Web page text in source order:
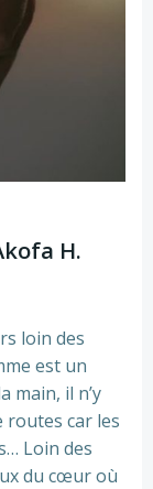
H.
loin des
est un
main, il n’y
routes car les
Loin des
du cœur où